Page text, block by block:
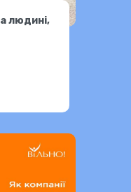
людині,